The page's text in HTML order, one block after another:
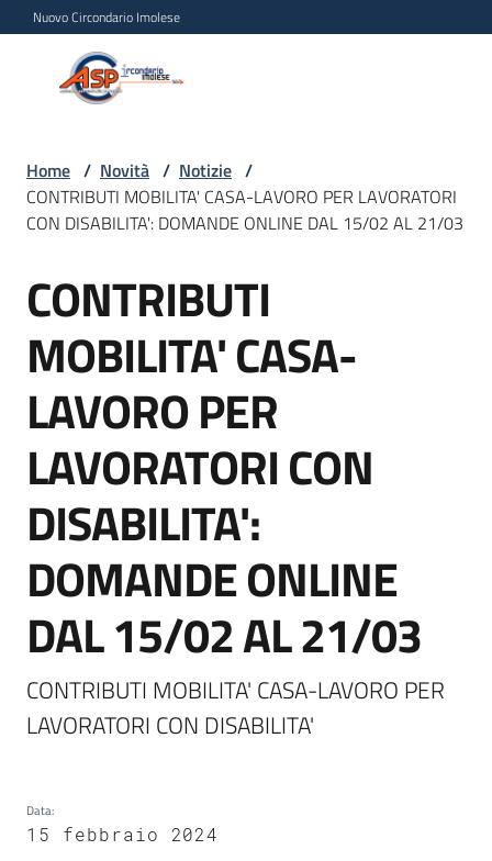
Vai al contenuto
Vai alla navigazione
Vai al footer
Nuovo Circondario Imolese
Persona
Circondario
Imolese
Chi
siamo
Servizi
Progetti
Novità
Documenti
Sostieni
Contatti
utili
Home / Novità / Notizie /
CONTRIBUTI MOBILITA' CASA-LAVORO PER LAVORATORI
CON DISABILITA': DOMANDE ONLINE DAL 15/02 AL 21/03
Salta al contenuto
CONTRIBUTI
MOBILITA' CASA-
LAVORO PER
LAVORATORI CON
DISABILITA':
DOMANDE ONLINE
DAL 15/02 AL 21/03
CONTRIBUTI MOBILITA' CASA-LAVORO PER
LAVORATORI CON DISABILITA'
Data:
15 febbraio 2024